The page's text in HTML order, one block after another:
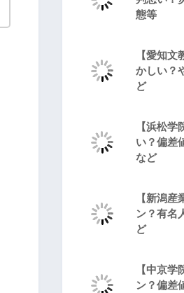
態等
【愛知
かしい？
ど
【浜松
い？偏差
など
【新潟
ン？有名
ど
【中京
ン？偏差